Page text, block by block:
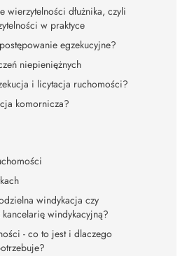
wierzytelności dłużnika, czyli
w praktyce
egzekucyjne?
niepieniężnych
i licytacja ruchomości?
komornicza?
windykacja czy
windykacyjną?
- co to jest i dlaczego